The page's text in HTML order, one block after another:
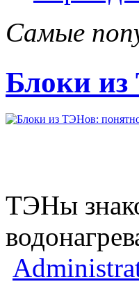
Самые
Блоки из
ТЭНы